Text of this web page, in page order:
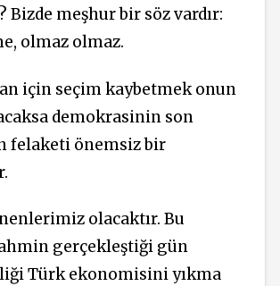
Bizde meşhur bir söz vardır:
olmaz olmaz.
için seçim kaybetmek onun
demokrasinin son
felaketi önemsiz bir
olacaktır. Bu
gerçekleştiği gün
Türk ekonomisini yıkma